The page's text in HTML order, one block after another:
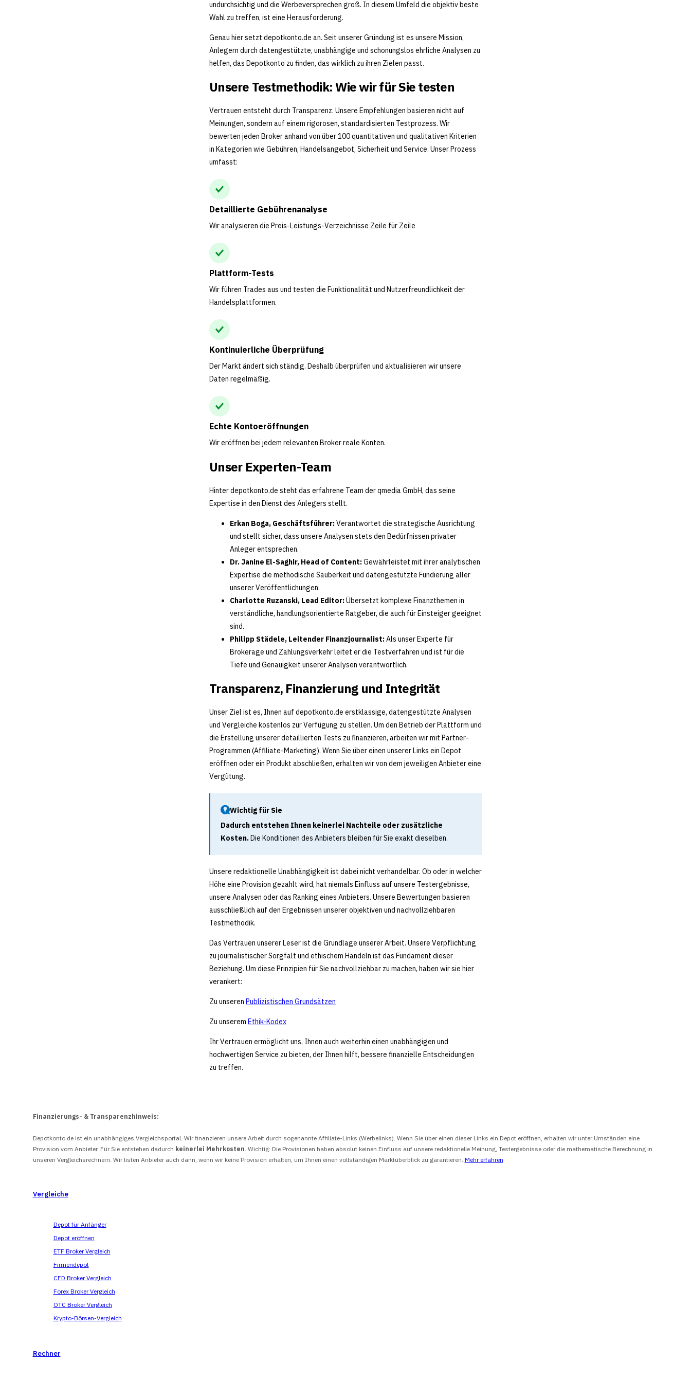
undurchsichtig und die Werbeversprechen groß. In diesem Umfeld die objektiv beste
Wahl zu treffen, ist eine Herausforderung.
Genau hier setzt depotkonto.de an. Seit unserer Gründung ist es unsere Mission,
Anlegern durch datengestützte, unabhängige und schonungslos ehrliche Analysen zu
helfen, das Depotkonto zu finden, das wirklich zu ihren Zielen passt.
Unsere Testmethodik: Wie wir für Sie testen
Vertrauen entsteht durch Transparenz. Unsere Empfehlungen basieren nicht auf
Meinungen, sondern auf einem rigorosen, standardisierten Testprozess. Wir
bewerten jeden Broker anhand von über 100 quantitativen und qualitativen Kriterien
in Kategorien wie Gebühren, Handelsangebot, Sicherheit und Service. Unser Prozess
umfasst:
Detaillierte Gebührenanalyse
Wir analysieren die Preis-Leistungs-Verzeichnisse Zeile für Zeile
Plattform-Tests
Wir führen Trades aus und testen die Funktionalität und Nutzerfreundlichkeit der
Handelsplattformen.
Kontinuierliche Überprüfung
Der Markt ändert sich ständig. Deshalb überprüfen und aktualisieren wir unsere
Daten regelmäßig.
Echte Kontoeröffnungen
Wir eröffnen bei jedem relevanten Broker reale Konten.
Unser Experten-Team
Hinter depotkonto.de steht das erfahrene Team der qmedia GmbH, das seine
Expertise in den Dienst des Anlegers stellt.
Erkan Boga, Geschäftsführer:Verantwortet die strategische Ausrichtung
und stellt sicher, dass unsere Analysen stets den Bedürfnissen privater
Anleger entsprechen.
Dr. Janine El-Saghir, Head of Content:Gewährleistet mit ihrer analytischen
Expertise die methodische Sauberkeit und datengestützte Fundierung aller
unserer Veröffentlichungen.
Charlotte Ruzanski, Lead Editor:Übersetzt komplexe Finanzthemen in
verständliche, handlungsorientierte Ratgeber, die auch für Einsteiger geeignet
sind.
Philipp Städele, Leitender Finanzjournalist:Als unser Experte für
Brokerage und Zahlungsverkehr leitet er die Testverfahren und ist für die
Tiefe und Genauigkeit unserer Analysen verantwortlich.
Transparenz, Finanzierung und Integrität
Unser Ziel ist es, Ihnen auf depotkonto.de erstklassige, datengestützte Analysen
und Vergleiche kostenlos zur Verfügung zu stellen. Um den Betrieb der Plattform und
die Erstellung unserer detaillierten Tests zu finanzieren, arbeiten wir mit Partner-
Programmen (Affiliate-Marketing). Wenn Sie über einen unserer Links ein Depot
eröffnen oder ein Produkt abschließen, erhalten wir von dem jeweiligen Anbieter eine
Vergütung.
Wichtig für Sie
Dadurch entstehen Ihnen keinerlei Nachteile oder zusätzliche
Kosten.Die Konditionen des Anbieters bleiben für Sie exakt dieselben.
Unsere redaktionelle Unabhängigkeit ist dabei nicht verhandelbar. Ob oder in welcher
Höhe eine Provision gezahlt wird, hat niemals Einfluss auf unsere Testergebnisse,
unsere Analysen oder das Ranking eines Anbieters. Unsere Bewertungen basieren
ausschließlich auf den Ergebnissen unserer objektiven und nachvollziehbaren
Testmethodik.
Das Vertrauen unserer Leser ist die Grundlage unserer Arbeit. Unsere Verpflichtung
zu journalistischer Sorgfalt und ethischem Handeln ist das Fundament dieser
Beziehung. Um diese Prinzipien für Sie nachvollziehbar zu machen, haben wir sie hier
verankert:
Zu unseren Publizistischen Grundsätzen
Zu unserem Ethik-Kodex
Ihr Vertrauen ermöglicht uns, Ihnen auch weiterhin einen unabhängigen und
hochwertigen Service zu bieten, der Ihnen hilft, bessere finanzielle Entscheidungen
zu treffen.
Finanzierungs- & Transparenzhinweis:
Depotkonto.de ist ein unabhängiges Vergleichsportal. Wir finanzieren unsere Arbeit durch sogenannte Affiliate-Links (Werbelinks). Wenn Sie über einen dieser Links ein Depot eröffnen, erhalten wir unter Umständen eine
Provision vom Anbieter. Für Sie entstehen dadurch keinerlei Mehrkosten . Wichtig: Die Provisionen haben absolut keinen Einfluss auf unsere redaktionelle Meinung, Testergebnisse oder die mathematische Berechnung in
unseren Vergleichsrechnern. Wir listen Anbieter auch dann, wenn wir keine Provision erhalten, um Ihnen einen vollständigen Marktüberblick zu garantieren. Mehr erfahren
Vergleiche
Depot für Anfänger
Depot eröffnen
ETF Broker Vergleich
Firmendepot
CFD Broker Vergleich
Forex Broker Vergleich
OTC Broker Vergleich
Krypto-Börsen-Vergleich
Rechner